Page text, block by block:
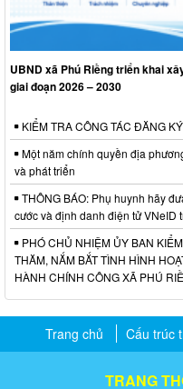
UBND xã Phú Riềng triển khai
giai đoạn 2026 – 2030
KIỂM TRA CÔNG TÁC ĐĂNG
Một năm chính quyền địa
và phát triển
THÔNG BÁO: Phụ huynh hãy
cước và định danh điện tử VNeID
PHÓ CHỦ NHIỆM ỦY BAN
THĂM, NẮM BẮT TÌNH HÌNH
HÀNH CHÍNH CÔNG XÃ PHÚ
Trang chủ Cấu trúc
TRANG